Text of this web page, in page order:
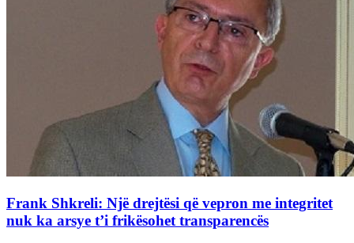
Frank Shkreli: Një drejtësi që vepron me integritet
nuk ka arsye t’i frikësohet transparencës